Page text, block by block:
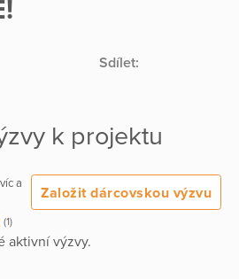
Sdílet:
k projektu
a
Založit dárcovskou výzvu
(1)
aktivní výzvy.